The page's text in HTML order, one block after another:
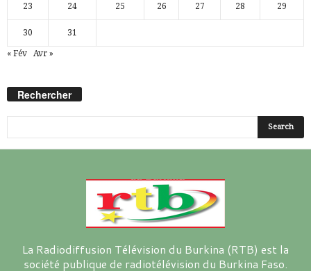
23 24 25 26 27 28 29
30 31
« Fév Avr »
Rechercher
La Radiodiffusion Télévision du Burkina (RTB) est la
société publique de radiotélévision du Burkina Faso.